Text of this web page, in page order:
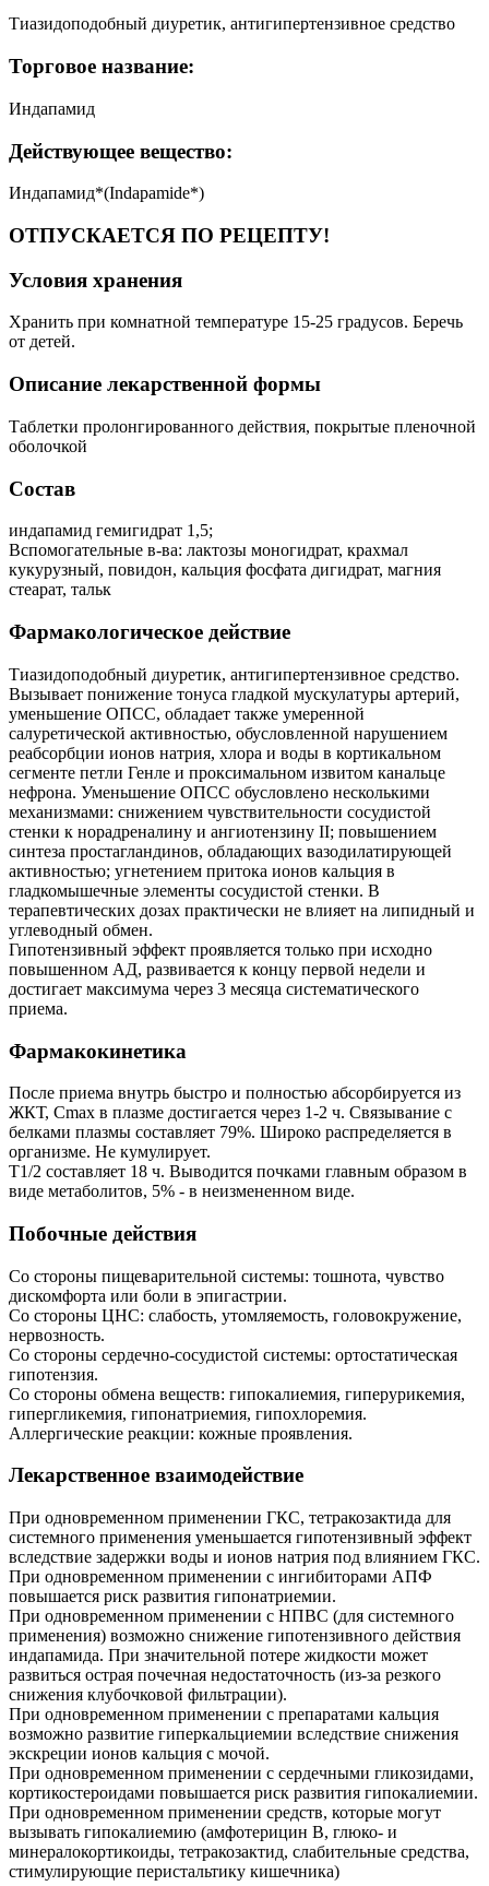
Тиазидоподобный диуретик, антигипертензивное средство
Торговое название:
Индапамид
Действующее вещество:
Индапамид*(Indapamide*)
ОТПУСКАЕТСЯ ПО РЕЦЕПТУ!
Условия хранения
Хранить при комнатной температуре 15-25 градусов. Беречь
от детей.
Описание лекарственной формы
Таблетки пролонгированного действия, покрытые пленочной
оболочкой
Состав
индапамид гемигидрат 1,5;
Вспомогательные в-ва: лактозы моногидрат, крахмал
кукурузный, повидон, кальция фосфата дигидрат, магния
стеарат, тальк
Фармакологическое действие
Тиазидоподобный диуретик, антигипертензивное средство.
Вызывает понижение тонуса гладкой мускулатуры артерий,
уменьшение ОПСС, обладает также умеренной
салуретической активностью, обусловленной нарушением
реабсорбции ионов натрия, хлора и воды в кортикальном
сегменте петли Генле и проксимальном извитом канальце
нефрона. Уменьшение ОПСС обусловлено несколькими
механизмами: снижением чувствительности сосудистой
стенки к норадреналину и ангиотензину II; повышением
синтеза простагландинов, обладающих вазодилатирующей
активностью; угнетением притока ионов кальция в
гладкомышечные элементы сосудистой стенки. В
терапевтических дозах практически не влияет на липидный и
углеводный обмен.
Гипотензивный эффект проявляется только при исходно
повышенном АД, развивается к концу первой недели и
достигает максимума через 3 месяца систематического
приема.
Фармакокинетика
После приема внутрь быстро и полностью абсорбируется из
ЖКТ, Cmax в плазме достигается через 1-2 ч. Связывание с
белками плазмы составляет 79%. Широко распределяется в
организме. Не кумулирует.
T1/2 составляет 18 ч. Выводится почками главным образом в
виде метаболитов, 5% - в неизмененном виде.
Побочные действия
Со стороны пищеварительной системы: тошнота, чувство
дискомфорта или боли в эпигастрии.
Со стороны ЦНС: слабость, утомляемость, головокружение,
нервозность.
Со стороны сердечно-сосудистой системы: ортостатическая
гипотензия.
Со стороны обмена веществ: гипокалиемия, гиперурикемия,
гипергликемия, гипонатриемия, гипохлоремия.
Аллергические реакции: кожные проявления.
Лекарственное взаимодействие
При одновременном применении ГКС, тетракозактида для
системного применения уменьшается гипотензивный эффект
вследствие задержки воды и ионов натрия под влиянием ГКС.
При одновременном применении с ингибиторами АПФ
повышается риск развития гипонатриемии.
При одновременном применении с НПВС (для системного
применения) возможно снижение гипотензивного действия
индапамида. При значительной потере жидкости может
развиться острая почечная недостаточность (из-за резкого
снижения клубочковой фильтрации).
При одновременном применении с препаратами кальция
возможно развитие гиперкальциемии вследствие снижения
экскреции ионов кальция с мочой.
При одновременном применении с сердечными гликозидами,
кортикостероидами повышается риск развития гипокалиемии.
При одновременном применении средств, которые могут
вызывать гипокалиемию (амфотерицин B, глюко- и
минералокортикоиды, тетракозактид, слабительные средства,
стимулирующие перистальтику кишечника)